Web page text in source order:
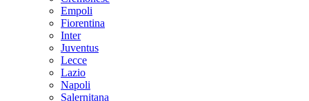
Empoli
Fiorentina
Inter
Juventus
Lecce
Lazio
Napoli
Salernitana